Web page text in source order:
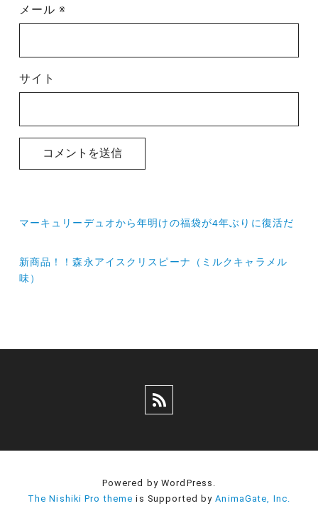
メール※
サイト
ナ
ビ
マーキュリーデュオから年明けの福袋が4年ぶりに復活だ
新商品！！森永アイスクリスピーナ（ミルクキャラメル
味）
Powered by WordPress.
The Nishiki Pro theme is Supported byAnimaGate, Inc.